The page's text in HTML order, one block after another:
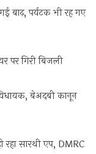
बाढ़, पर्यटक भी रह गए
पर गिरी बिजली
बेअदबी कानून
रहा सारथी एप, DMRC